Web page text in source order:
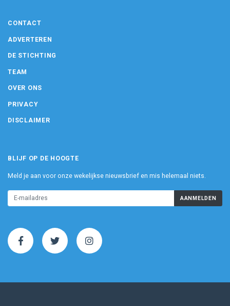
CONTACT
ADVERTEREN
DE STICHTING
TEAM
OVER ONS
PRIVACY
DISCLAIMER
BLIJF OP DE HOOGTE
Meld je aan voor onze wekelijkse nieuwsbrief en mis helemaal niets.
AANMELDEN